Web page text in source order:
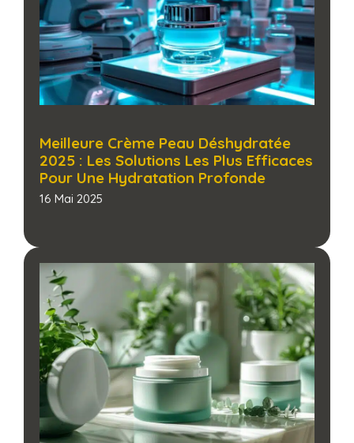
Meilleure Crème Peau Déshydratée
2025 : Les Solutions Les Plus Efficaces
Pour Une Hydratation Profonde​
16 Mai 2025